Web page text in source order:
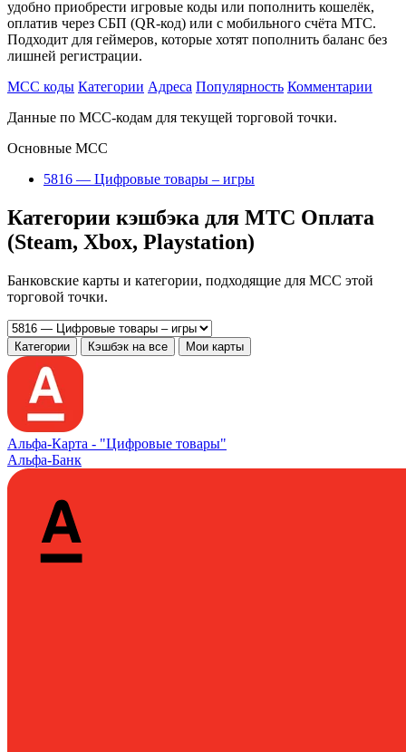
удобно приобрести игровые коды или пополнить кошелёк,
оплатив через СБП (QR-код) или с мобильного счёта МТС.
Подходит для геймеров, которые хотят пополнить баланс без
лишней регистрации.
MCC коды Категории Адреса Популярность Комментарии
Данные по MCC-кодам для текущей торговой точки.
Основные MCC
5816 — Цифровые товары – игры
Категории кэшбэка для МТС Оплата
(Steam, Xbox, Playstation)
Банковские карты и категории, подходящие для MCC этой
торговой точки.
Категории Кэшбэк на все Мои карты
Альфа‑Карта - "Цифровые товары"
Альфа-Банк